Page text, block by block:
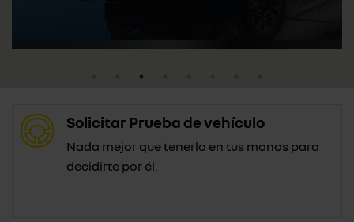
Solicitar Prueba de vehículo
Nada mejor que tenerlo en tus manos para
decidirte por él.